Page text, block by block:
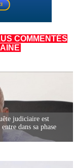
COMMENTÉS
judiciaire est
dans sa phase